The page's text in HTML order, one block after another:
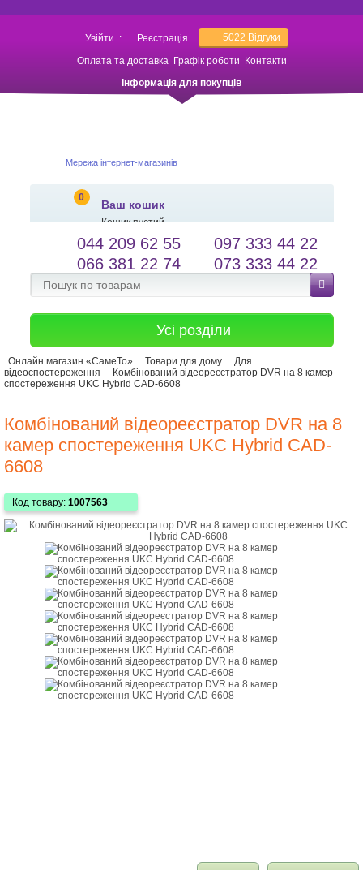
Увійти : Реєстрація 5022 Відгуки
Оплата та доставка Графік роботи
Контакти
Інформація для покупців
Мережа інтернет-магазинів
0
Ваш кошик
Кошик пустий
salessameto@gmail.com
Зворотній зв'язок
Мова сайту
044 209 62 55
097 333 44 22
066 381 22 74
073 333 44 22
Усі розділи
Онлайн магазин «СамеТо» Товари для дому
Для
відеоспостереження
Комбінований відеореєстратор DVR на 8 камер
спостереження UKC Hybrid CAD-6608
Комбінований відеореєстратор DVR на 8
камер спостереження UKC Hybrid CAD-
6608
Код товару: 1007563